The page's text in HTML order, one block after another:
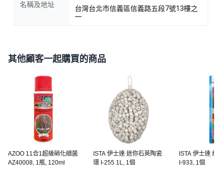
名稱及地址
台灣台北市信義區信義路五段7號13樓之
一
其他顧客一起購買的商品
AZOO 11合1超級硝化細菌
AZ40008, 1瓶, 120ml
ISTA 伊士達 迷你石英陶瓷
環 I-255 1L, 1個
ISTA 伊士達 組
I-933, 1個